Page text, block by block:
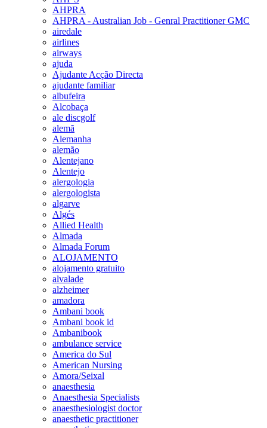
AHPRA
AHPRA - Australian Job - Genral Practitioner GMC
airedale
airlines
airways
ajuda
Ajudante Acção Directa
ajudante familiar
albufeira
Alcobaça
ale discgolf
alemã
Alemanha
alemão
Alentejano
Alentejo
alergologia
alergologista
algarve
Algés
Allied Health
Almada
Almada Forum
ALOJAMENTO
alojamento gratuito
alvalade
alzheimer
amadora
Ambani book
Ambani book id
Ambanibook
ambulance service
America do Sul
American Nursing
Amora/Seixal
anaesthesia
Anaesthesia Specialists
anaesthesiologist doctor
anaesthetic practitioner